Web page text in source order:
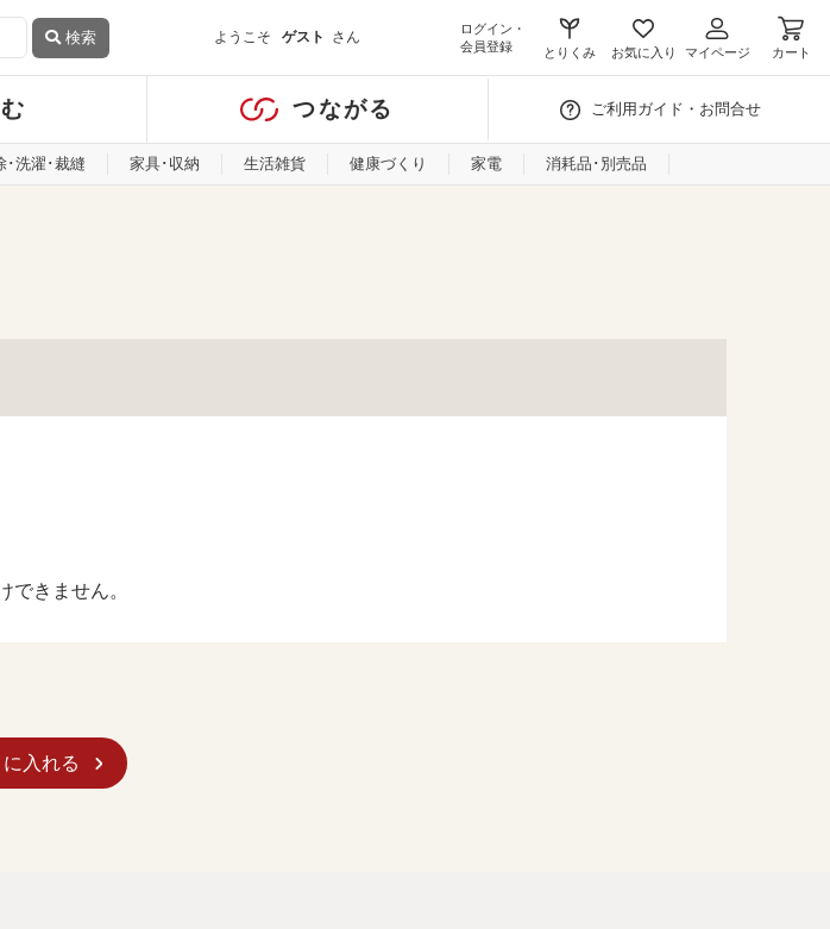
検索 ようこそ ゲスト さん
ログイン・
会員登録
とりくみ お気に入り マイページ カート
つながる ご利用ガイド・お問合せ
･洗濯･裁縫 家具･収納 生活雑貨 健康づくり 家電 消耗品･別売品
できません。
入れる